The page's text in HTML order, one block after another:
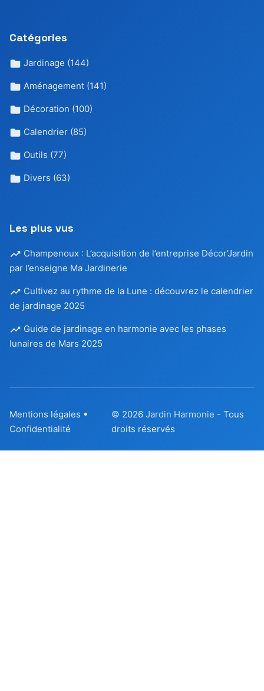
Catégories
Jardinage (144)
Aménagement (141)
Décoration (100)
Calendrier (85)
Outils (77)
Divers (63)
Les plus vus
Champenoux : L’acquisition de l’entreprise Décor’Jardin
par l’enseigne Ma Jardinerie
Cultivez au rythme de la Lune : découvrez le calendrier
de jardinage 2025
Guide de jardinage en harmonie avec les phases
lunaires de Mars 2025
Mentions légales •
Confidentialité
© 2026Jardin Harmonie - Tous
droits réservés